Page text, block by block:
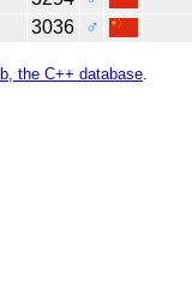
3036 ♂
the C++ database